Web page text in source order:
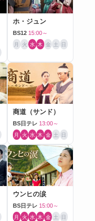
ホ・ジュン
BS12 15:00～
月 火 水 木 金 土 日
商道（サンド）
BS日テレ 13:00～
月 火 水 木 金 土 日
ウンヒの涙
BS日テレ 15:00～
月 火 水 木 金 土 日